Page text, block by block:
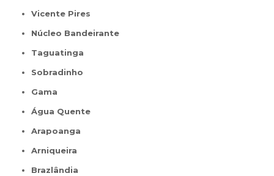
Vicente Pires
Núcleo Bandeirante
Taguatinga
Sobradinho
Gama
Água Quente
Arapoanga
Arniqueira
Brazlândia